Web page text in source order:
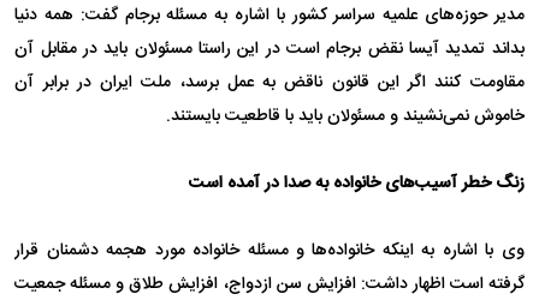
مدیر حوزه‌های علمیه سراسر کشور با اشاره به مسئله برجام گفت: همه دنیا
بداند تمدید آیسا نقض برجام است در این راستا مسئولان باید در مقابل آن
مقاومت کنند اگر این قانون ناقض به عمل برسد، ملت ایران در برابر آن
خاموش نمی‌نشیند و مسئولان باید با قاطعیت بایستند.
زنگ خطر آسیب‌های خانواده به صدا در آمده است
وی با اشاره به اینکه خانواده‌ها و مسئله خانواده مورد هجمه دشمنان قرار
گرفته است اظهار داشت: افزایش سن ازدواج، افزایش طلاق و مسئله جمعیت